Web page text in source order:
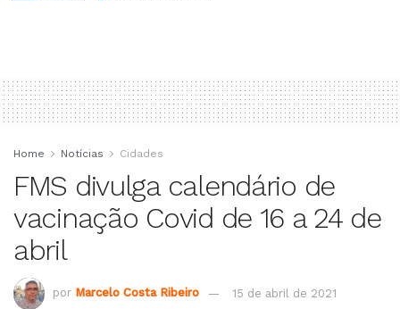
Home Notícias Cidades
FMS divulga calendário de
vacinação Covid de 16 a 24 de
abril
por Marcelo Costa Ribeiro 15 de abril de 2021